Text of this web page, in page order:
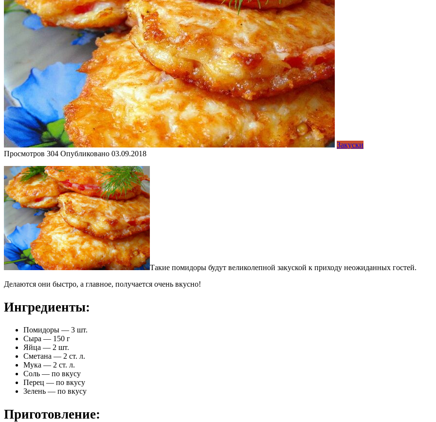
Закуски
Просмотров 304 Опубликовано 03.09.2018
Такие помидоры будут великолепной закуской к приходу неожиданных гостей.
Делаются они быстро, а главное, получается очень вкусно!
Ингредиенты:
Помидоры — 3 шт.
Сыра — 150 г
Яйца — 2 шт.
Сметана — 2 ст. л.
Мука — 2 ст. л.
Соль — по вкусу
Перец — по вкусу
Зелень — по вкусу
Приготовление: